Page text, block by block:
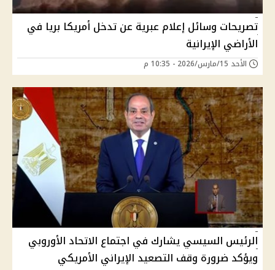
تصريحات وسائل إعلام عبرية عن تدخل أمريكا بريا في
الأراضي الإيرانية
الأحد 15/مارس/2026 - 10:35 م
الرئيس السيسي يشارك في اجتماع الاتحاد الأوروبي
ويؤكد ضرورة وقف التصعيد الإيراني الأمريكي